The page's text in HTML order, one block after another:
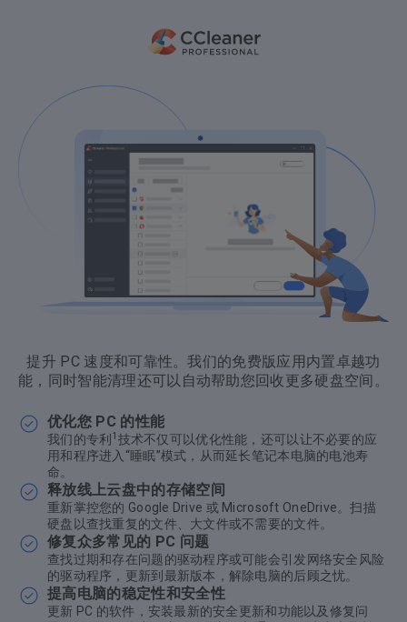
提升 PC 速度和可靠性。我们的免费版应用内置卓越功
能，同时智能清理还可以自动帮助您回收更多硬盘空间。
优化您 PC 的性能
我们的专利 1 技术不仅可以优化性能，还可以让不必要的应
用和程序进入“睡眠”模式，从而延长笔记本电脑的电池寿
命。
释放线上云盘中的存储空间
重新掌控您的 Google Drive 或 Microsoft OneDrive。扫描
硬盘以查找重复的文件、大文件或不需要的文件。
修复众多常见的 PC 问题
查找过期和存在问题的驱动程序或可能会引发网络安全风险
的驱动程序，更新到最新版本，解除电脑的后顾之忧。
提高电脑的稳定性和安全性
更新 PC 的软件，安装最新的安全更新和功能以及修复问